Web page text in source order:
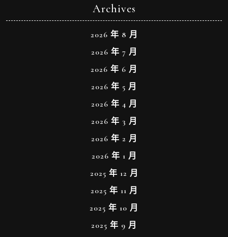
Archives
2026 年 8 月
2026 年 7 月
2026 年 6 月
2026 年 5 月
2026 年 4 月
2026 年 3 月
2026 年 2 月
2026 年 1 月
2025 年 12 月
2025 年 11 月
2025 年 10 月
2025 年 9 月